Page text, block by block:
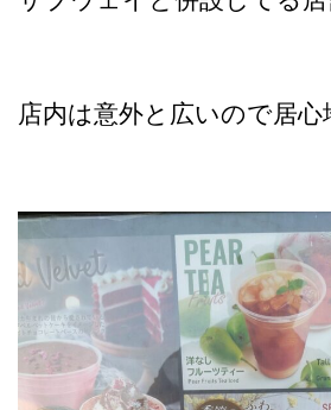
店内は意外と広いので居心